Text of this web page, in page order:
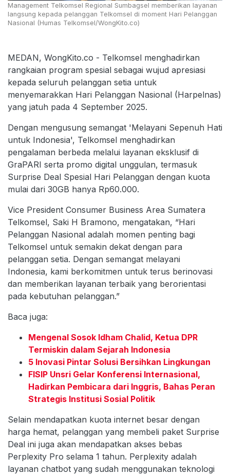
Management Telkomsel Regional Sumbagsel memberikan layanan
langsung kepada pelanggan Telkomsel di moment Hari Pelanggan
Nasional (Humas Telkomsel/WongKito.co)
MEDAN, WongKito.co - Telkomsel menghadirkan
rangkaian program spesial sebagai wujud apresiasi
kepada seluruh pelanggan setia untuk
menyemarakkan Hari Pelanggan Nasional (Harpelnas)
yang jatuh pada 4 September 2025.
Dengan mengusung semangat 'Melayani Sepenuh Hati
untuk Indonesia', Telkomsel menghadirkan
pengalaman berbeda melalui layanan eksklusif di
GraPARI serta promo digital unggulan, termasuk
Surprise Deal Spesial Hari Pelanggan dengan kuota
mulai dari 30GB hanya Rp60.000.
Vice President Consumer Business Area Sumatera
Telkomsel, Saki H Bramono, mengatakan, “Hari
Pelanggan Nasional adalah momen penting bagi
Telkomsel untuk semakin dekat dengan para
pelanggan setia. Dengan semangat melayani
Indonesia, kami berkomitmen untuk terus berinovasi
dan memberikan layanan terbaik yang berorientasi
pada kebutuhan pelanggan.”
Baca juga:
Mengenal Sosok Idham Chalid, Ketua DPR
Termiskin dalam Sejarah Indonesia
5 Inovasi Pintar Solusi Bersihkan Lingkungan
FISIP Unsri Gelar Konferensi Internasional,
Hadirkan Pembicara dari Inggris, Bahas Peran
Strategis Institusi Sosial Politik
Selain mendapatkan kuota internet besar dengan
harga hemat, pelanggan yang membeli paket Surprise
Deal ini juga akan mendapatkan akses bebas
Perplexity Pro selama 1 tahun. Perplexity adalah
layanan chatbot yang sudah menggunakan teknologi